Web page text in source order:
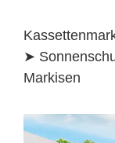
➤
Markisen